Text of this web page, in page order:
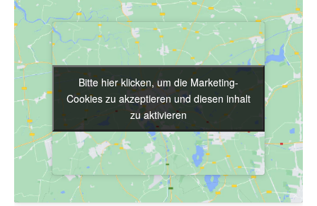
Bitte hier klicken, um die Marketing-
Cookies zu akzeptieren und diesen inhalt
zu aktivieren
Bitte hier klicken, um die Marketing-
Cookies zu akzeptieren und diesen inhalt
zu aktivieren